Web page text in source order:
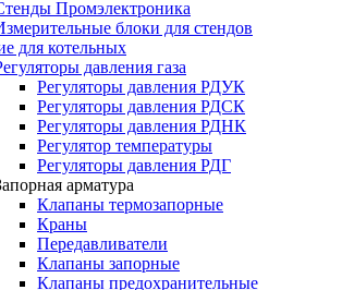
Промэлектроника
блоки для стендов
для котельных
давления газа
Регуляторы давления РДУК
Регуляторы давления РДСК
Регуляторы давления РДНК
Регулятор температуры
Регуляторы давления РДГ
арматура
Клапаны термозапорные
Краны
Передавливатели
Клапаны запорные
Клапаны предохранительные